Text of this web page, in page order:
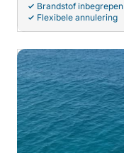
Brandstof inbegrepen
Flexibele annulering